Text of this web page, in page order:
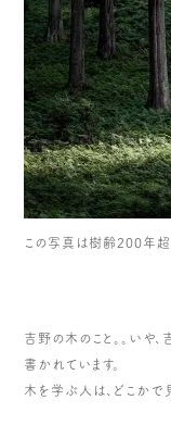
この写真は樹齢200年超
吉野の木のこと。。いや、
書かれています。
木を学ぶ人は、どこかで